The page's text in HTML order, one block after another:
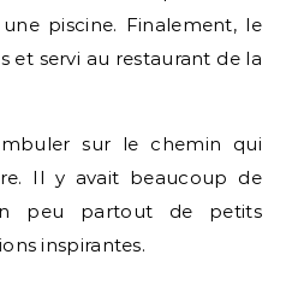
piscine. Finalement, le
et servi au restaurant de la
sur le chemin qui
Il y avait beaucoup de
peu partout de petits
inspirantes.